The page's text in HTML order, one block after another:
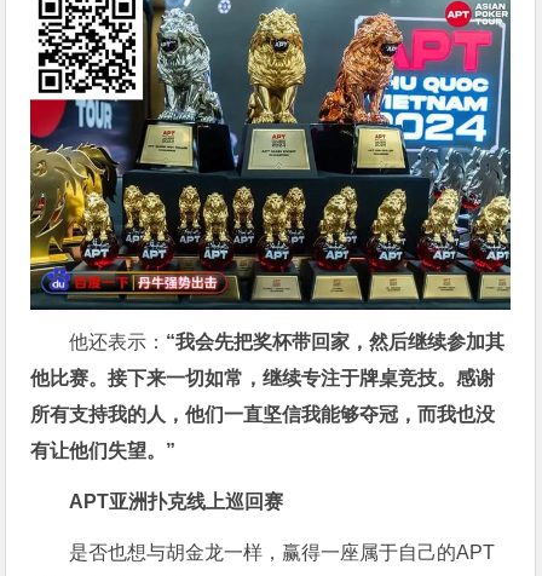
他还表示： “我会先把奖杯带回家，然后继续参加其
他比赛。接下来一切如常，继续专注于牌桌竞技。感谢
所有支持我的人，他们一直坚信我能够夺冠，而我也没
有让他们失望。”
APT亚洲扑克线上巡回赛
是否也想与胡金龙一样，赢得一座属于自己的APT